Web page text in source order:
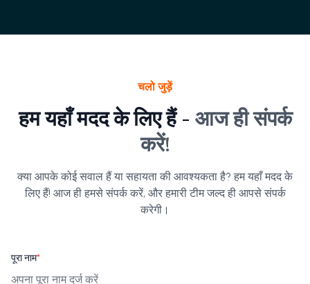
चलो जुड़ें
हम यहाँ मदद के लिए हैं - आज ही संपर्क
करें!
क्या आपके कोई सवाल हैं या सहायता की आवश्यकता है? हम यहाँ मदद के
लिए हैं! आज ही हमसे संपर्क करें, और हमारी टीम जल्द ही आपसे संपर्क
करेगी।
पूरा नाम*